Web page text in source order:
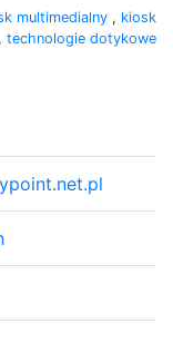
multimedialny , kiosk
, technologie dotykowe